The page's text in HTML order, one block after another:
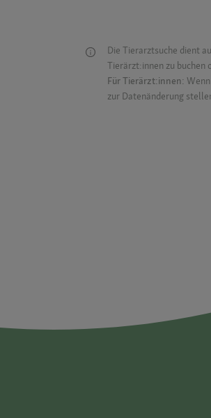
Die Tierarztsuche dient
Tierärzt:innen zu buchen
Für Tierärzt:innen:
zur Datenänderung